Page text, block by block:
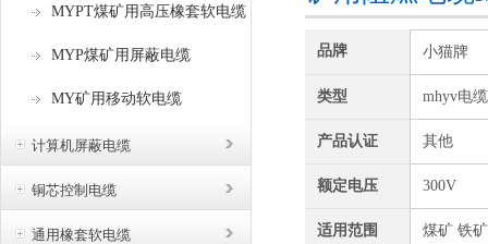
MYPT煤矿用高压橡套软电缆
MYP煤矿用屏蔽电缆
MY矿用移动软电缆
计算机屏蔽电缆
铜芯控制电缆
通用橡套软电缆
品牌 小猫牌
类型 mhyv电缆
产品认证 其他
额定电压 300V
适用范围 煤矿 铁